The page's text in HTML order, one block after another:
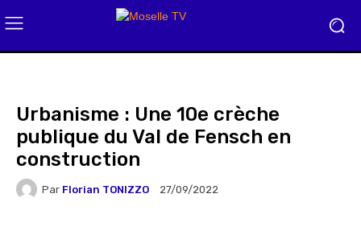
Urbanisme : Une 10e crèche
publique du Val de Fensch en
construction
Par Florian TONIZZO 27/09/2022